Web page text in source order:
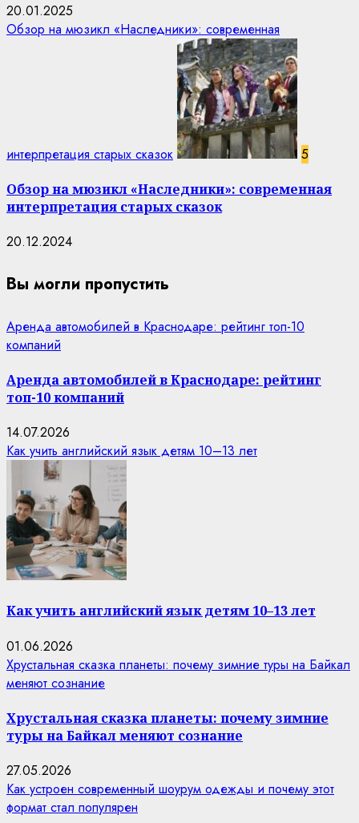
20.01.2025
Обзор на мюзикл «Наследники»: современная
интерпретация старых сказок 5
Обзор на мюзикл «Наследники»: современная
интерпретация старых сказок
20.12.2024
Вы могли пропустить
Аренда автомобилей в Краснодаре: рейтинг топ-10
компаний
Аренда автомобилей в Краснодаре: рейтинг
топ-10 компаний
14.07.2026
Как учить английский язык детям 10–13 лет
Как учить английский язык детям 10–13 лет
01.06.2026
Хрустальная сказка планеты: почему зимние туры на Байкал
меняют сознание
Хрустальная сказка планеты: почему зимние
туры на Байкал меняют сознание
27.05.2026
Как устроен современный шоурум одежды и почему этот
формат стал популярен